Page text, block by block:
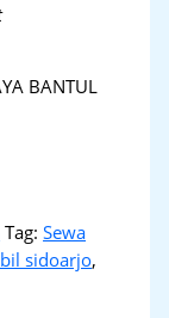
BANTUL
Tag:Sewa
sidoarjo,